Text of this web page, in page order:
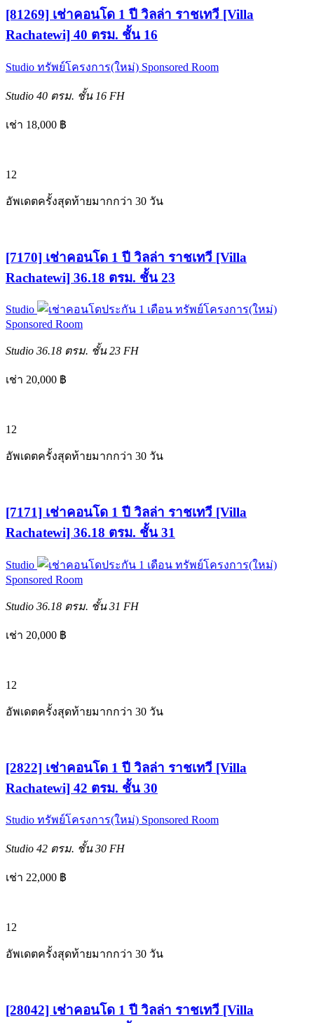
[81269] เช่าคอนโด 1 ปี วิลล่า ราชเทวี [Villa
Rachatewi] 40 ตรม. ชั้น 16
Studio ทรัพย์โครงการ(ใหม่) Sponsored Room
Studio 40 ตรม. ชั้น 16 FH
เช่า 18,000 ฿
12
อัพเดตครั้งสุดท้ายมากกว่า 30 วัน
[7170] เช่าคอนโด 1 ปี วิลล่า ราชเทวี [Villa
Rachatewi] 36.18 ตรม. ชั้น 23
Studio
ทรัพย์โครงการ(ใหม่)
Sponsored Room
Studio 36.18 ตรม. ชั้น 23 FH
เช่า 20,000 ฿
12
อัพเดตครั้งสุดท้ายมากกว่า 30 วัน
[7171] เช่าคอนโด 1 ปี วิลล่า ราชเทวี [Villa
Rachatewi] 36.18 ตรม. ชั้น 31
Studio
ทรัพย์โครงการ(ใหม่)
Sponsored Room
Studio 36.18 ตรม. ชั้น 31 FH
เช่า 20,000 ฿
12
อัพเดตครั้งสุดท้ายมากกว่า 30 วัน
[2822] เช่าคอนโด 1 ปี วิลล่า ราชเทวี [Villa
Rachatewi] 42 ตรม. ชั้น 30
Studio ทรัพย์โครงการ(ใหม่) Sponsored Room
Studio 42 ตรม. ชั้น 30 FH
เช่า 22,000 ฿
12
อัพเดตครั้งสุดท้ายมากกว่า 30 วัน
[28042] เช่าคอนโด 1 ปี วิลล่า ราชเทวี [Villa